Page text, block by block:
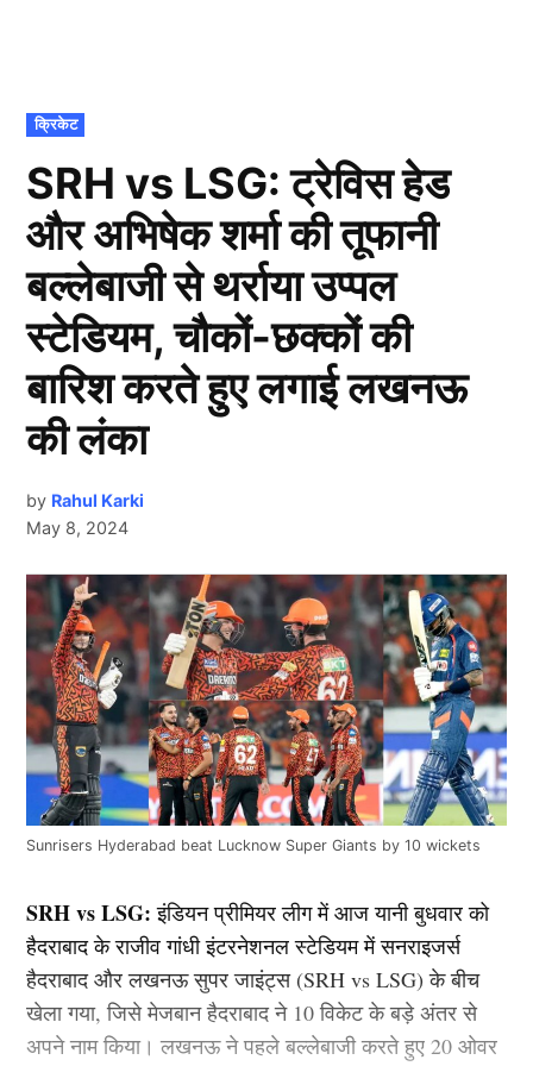
POSTED
IN
क्रिकेट
SRH vs LSG: ट्रेविस हेड
और अभिषेक शर्मा की तूफानी
बल्लेबाजी से थर्राया उप्पल
स्टेडियम, चौकों-छक्कों की
बारिश करते हुए लगाई लखनऊ
की लंका
by Rahul Karki
May 8, 2024
Sunrisers Hyderabad beat Lucknow Super Giants by 10 wickets
SRH vs LSG: इंडियन प्रीमियर लीग में आज यानी बुधवार को
हैदराबाद के राजीव गांधी इंटरनेशनल स्टेडियम में सनराइजर्स
हैदराबाद और लखनऊ सुपर जाइंट्स (SRH vs LSG) के बीच
खेला गया, जिसे मेजबान हैदराबाद ने 10 विकेट के बड़े अंतर से
अपने नाम किया। लखनऊ ने पहले बल्लेबाजी करते हुए 20 ओवर